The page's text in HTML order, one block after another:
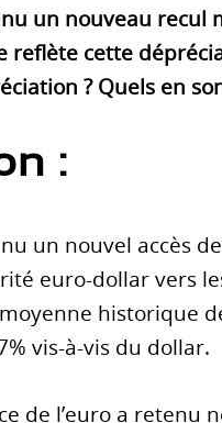
un nouveau
reflète cette
? Quels en
:
un nouvel accès
euro-dollar vers
historique
vis-à-vis du dollar.
de l’euro a retenu